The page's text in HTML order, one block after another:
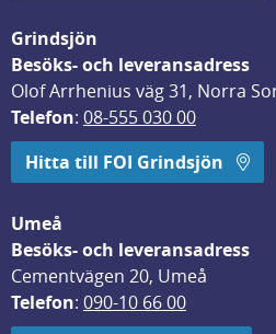
Grindsjön
Besöks- och leveransadress
Olof Arrhenius väg 31, Norra
Telefon: 08-555 030 00
Hitta till FOI Grindsjön
Umeå
Besöks- och leveransadress
Cementvägen 20, Umeå
Telefon: 090-10 66 00